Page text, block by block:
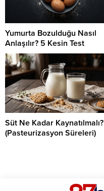
Yumurta Bozulduğu Nasıl
Anlaşılır? 5 Kesin Test
Süt Ne Kadar Kaynatılmalı?
(Pasteurizasyon Süreleri)